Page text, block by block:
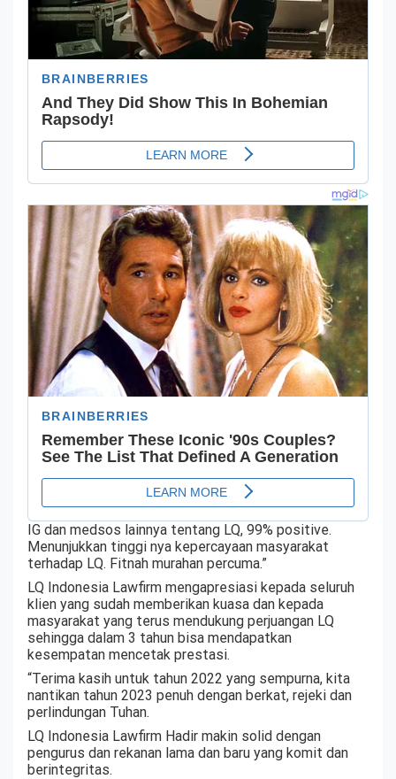
IG dan medsos lainnya tentang LQ, 99% positive.
Menunjukkan tinggi nya kepercayaan masyarakat
terhadap LQ. Fitnah murahan percuma.”
LQ Indonesia Lawfirm mengapresiasi kepada seluruh
klien yang sudah memberikan kuasa dan kepada
masyarakat yang terus mendukung perjuangan LQ
sehingga dalam 3 tahun bisa mendapatkan
kesempatan mencetak prestasi.
“Terima kasih untuk tahun 2022 yang sempurna, kita
nantikan tahun 2023 penuh dengan berkat, rejeki dan
perlindungan Tuhan.
LQ Indonesia Lawfirm Hadir makin solid dengan
pengurus dan rekanan lama dan baru yang komit dan
berintegritas.